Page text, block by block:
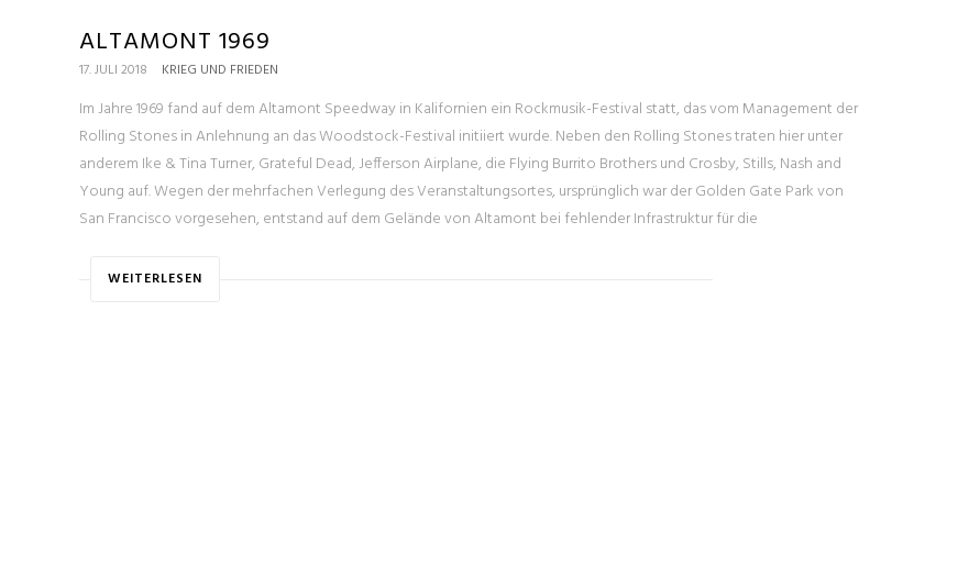
ALTAMONT 1969
17. JULI 2018 KRIEG UND FRIEDEN
Im Jahre 1969 fand auf dem Altamont Speedway in Kalifornien ein Rockmusik-Festival statt, das vom Management der
Rolling Stones in Anlehnung an das Woodstock-Festival initiiert wurde. Neben den Rolling Stones traten hier unter
anderem Ike & Tina Turner, Grateful Dead, Jefferson Airplane, die Flying Burrito Brothers und Crosby, Stills, Nash and
Young auf. Wegen der mehrfachen Verlegung des Veranstaltungsortes, ursprünglich war der Golden Gate Park von
San Francisco vorgesehen, entstand auf dem Gelände von Altamont bei fehlender Infrastruktur für die
WEITERLESEN